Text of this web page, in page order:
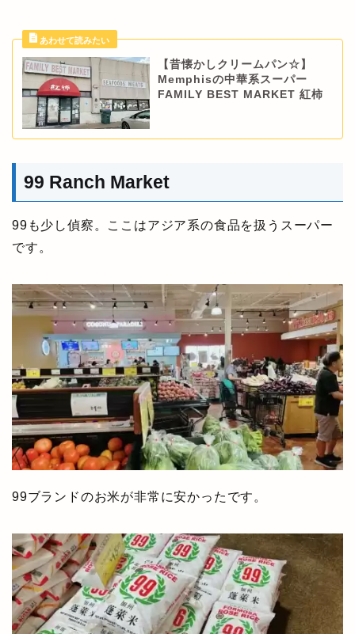
【昔懐かしクリームパン☆】
Memphisの中華系スーパー
FAMILY BEST MARKET 紅柿
99 Ranch Market
99も少し偵察。ここはアジア系の食品を扱うスーパー
です。
99ブランドのお米が非常に安かったです。